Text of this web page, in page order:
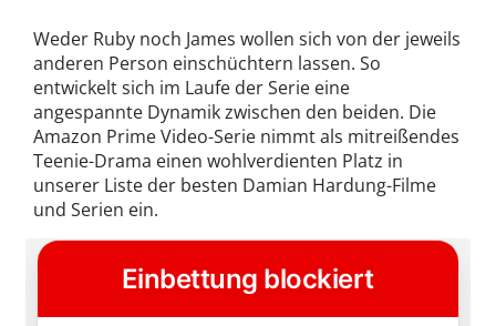
Weder Ruby noch James wollen sich von der jeweils
anderen Person einschüchtern lassen. So
entwickelt sich im Laufe der Serie eine
angespannte Dynamik zwischen den beiden. Die
Amazon Prime Video-Serie nimmt als mitreißendes
Teenie-Drama einen wohlverdienten Platz in
unserer Liste der besten Damian Hardung-Filme
und Serien ein.